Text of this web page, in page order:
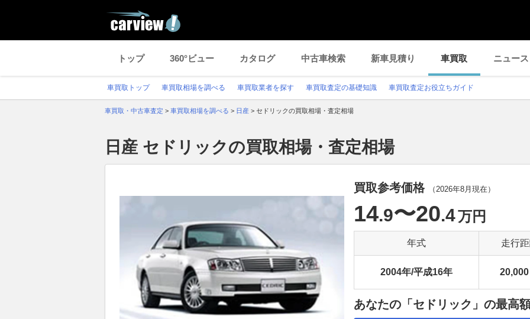
トップ 360°ビュー カタログ 中古車検索 新車見積り 車買取 ニュース
車買取トップ 車買取相場を調べる 車買取業者を探す 車買取査定の基礎知識 車買取査定お役立ちガイド
車買取・中古車査定 > 車買取相場を調べる > 日産 > セドリックの買取相場・査定相場
日産 セドリックの買取相場・査定相場
買取参考価格 （2026年8月 現在）
14.9〜20.4万円
年式 走行
2004年/平成16年 20,000
あなたの「セドリック」の最高